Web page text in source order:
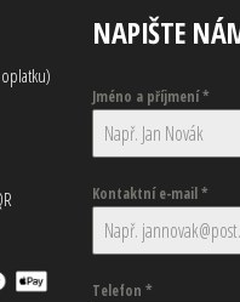
NAPIŠTE
Jméno a příjmení*
Kontaktní e-mail*
Telefon *